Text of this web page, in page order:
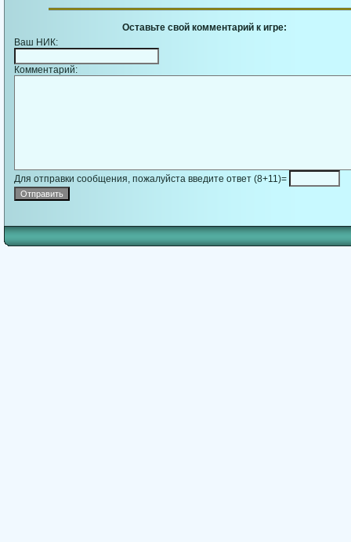
Оставьте свой комментарий к игре:
Ваш НИК:
Комментарий:
Для отправки сообщения, пожалуйста введите ответ (8+11)=